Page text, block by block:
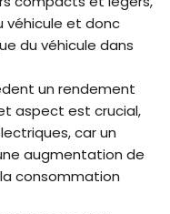
véhicule et donc
du véhicule dans
un rendement
aspect est crucial,
car un
augmentation de
consommation